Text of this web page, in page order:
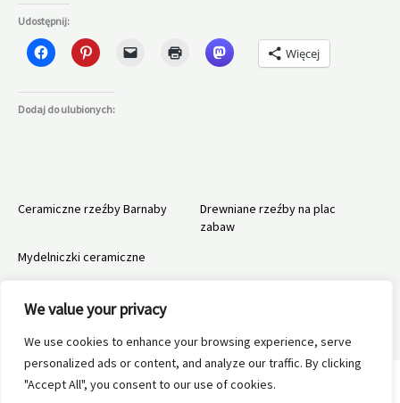
We value your privacy
We use cookies to enhance your browsing experience, serve
personalized ads or content, and analyze our traffic. By clicking
"Accept All", you consent to our use of cookies.
Udostępnij:
Więcej
Dodaj do ulubionych:
Ceramiczne rzeźby Barnaby
Drewniane rzeźby na plac
zabaw
Mydelniczki ceramiczne
←Poprzedni Wpis Następny Wpis